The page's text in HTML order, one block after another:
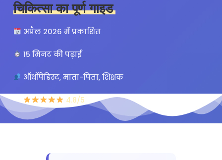
चिकित्सा का पूर्ण गाइड
अप्रैल 2026 में प्रकाशित
15 मिनट की पढ़ाई
ऑर्थोपेडिस्ट, माता-पिता, शिक्षक
4.8/5